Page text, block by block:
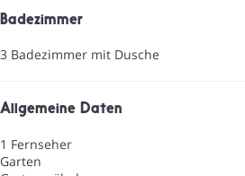
Badezimmer
3 Badezimmer mit Dusche
Allgemeine Daten
1 Fernseher
Garten